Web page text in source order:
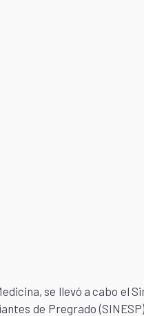
se llevó a cabo el
de Pregrado